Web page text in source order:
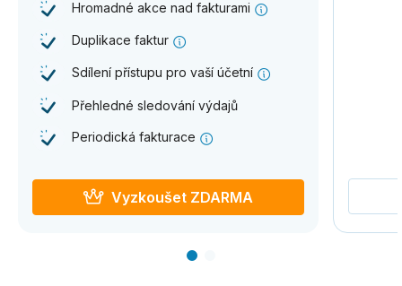
Hromadné akce nad fakturami
Duplikace faktur
Sdílení přístupu pro vaší účetní
Přehledné sledování výdajů
Periodická fakturace
Vyzkoušet ZDARMA